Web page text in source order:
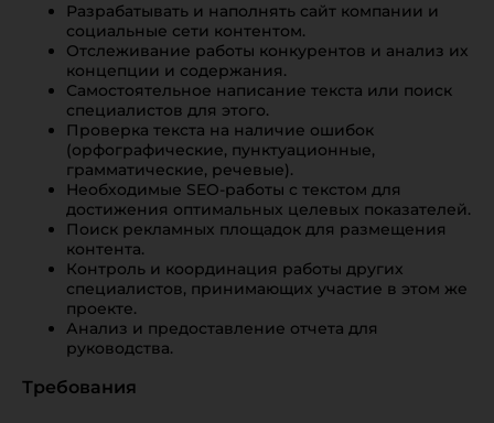
Разрабатывать и наполнять сайт компании и
социальные сети контентом.
Отслеживание работы конкурентов и анализ их
концепции и содержания.
Самостоятельное написание текста или поиск
специалистов для этого.
Проверка текста на наличие ошибок
(орфографические, пунктуационные,
грамматические, речевые).
Необходимые SEO-работы с текстом для
достижения оптимальных целевых показателей.
Поиск рекламных площадок для размещения
контента.
Контроль и координация работы других
специалистов, принимающих участие в этом же
проекте.
Анализ и предоставление отчета для
руководства.
Требования